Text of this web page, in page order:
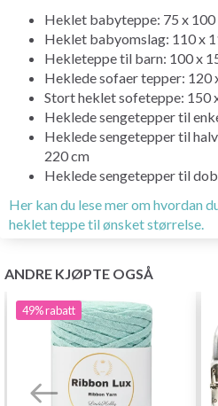
Heklet babyteppe: 75 x 100
Heklet babyomslag: 110 x
Hekleteppe til barn: 100 x
Heklede sofaer tepper: 120
Stort heklet sofeteppe: 150
Heklede sengetepper til
Heklede sengetepper til
220 cm
Heklede sengetepper til
Her kan du lese mer om hvordan
heklet teppe til ønsket størrelse.
ANDRE KJØPTE OGSÅ
49%rabatt